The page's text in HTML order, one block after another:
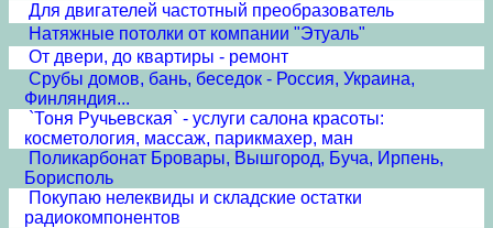
Для двигателей частотный преобразователь
Натяжные потолки от компании "Этуаль"
От двери, до квартиры - ремонт
Срубы домов, бань, беседок - Россия, Украина,
Финляндия...
`Тоня Ручьевская` - услуги салона красоты:
косметология, массаж, парикмахер, ман
Поликарбонат Бровары, Вышгород, Буча, Ирпень,
Борисполь
Покупаю нелеквиды и складские остатки
радиокомпонентов